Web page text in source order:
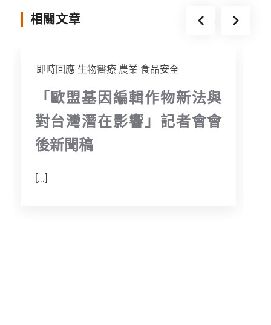
o
r
相關文章
即時回應 生物醫療 農業 食品安全
「歐盟基因編輯作物新法與
對台灣潛在影響」記者會會
後新聞稿
[...]